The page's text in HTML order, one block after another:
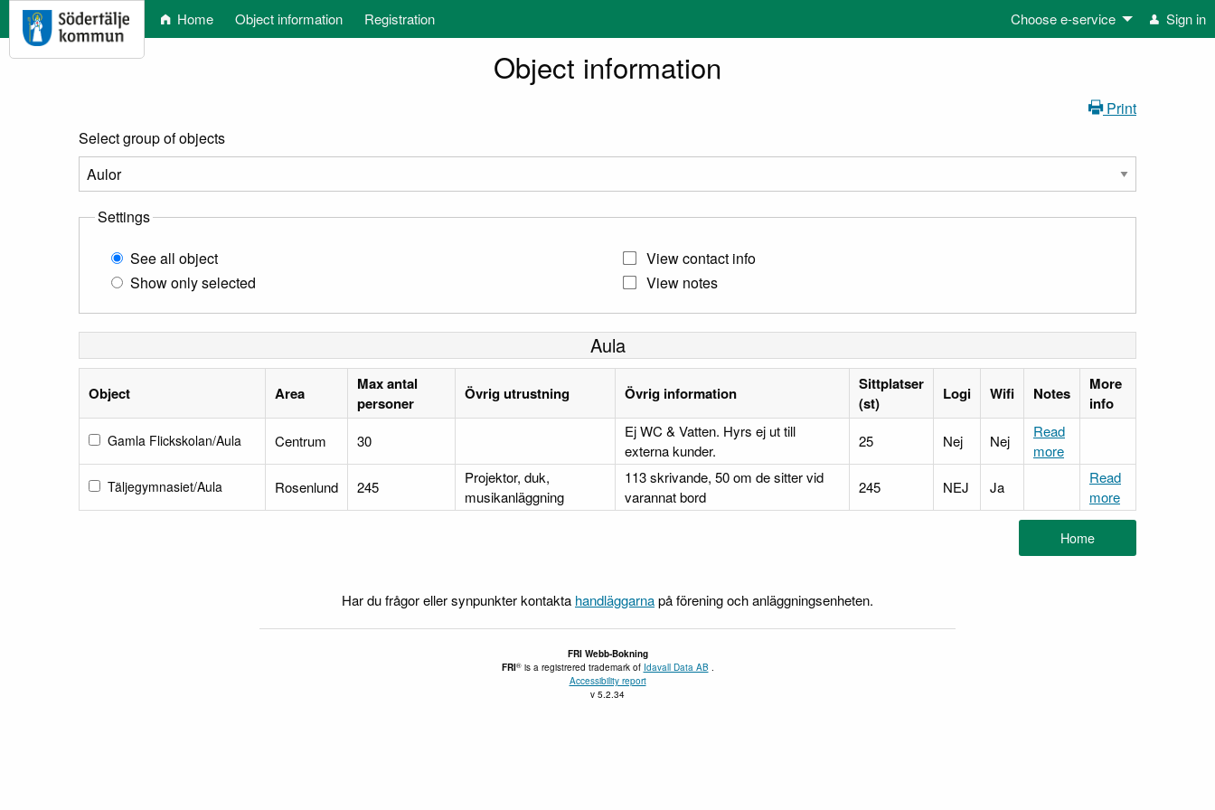
Home Object information Registration Choose e-service Sign in
Object information
Print
Select group of objects
Settings
See all object
Show only selected
View contact info
View notes
Aula
Object Area
Max antal
personer
Övrig utrustning Övrig information
Sittplatser
(st)
Logi Wifi Notes
More
info
Gamla Flickskolan/Aula Centrum 30
Ej WC & Vatten. Hyrs ej ut till
externa kunder.
25 Nej Nej
Read
more
Täljegymnasiet/Aula Rosenlund 245
Projektor, duk,
musikanläggning
113 skrivande, 50 om de sitter vid
varannat bord
245 NEJ Ja
Read
more
Har du frågor eller synpunkter kontakta handläggarnapå förening och anläggningsenheten.
FRI Webb-Bokning
FRI® is a registrered trademark of Idavall Data AB .
Accessibility report
v 5.2.34